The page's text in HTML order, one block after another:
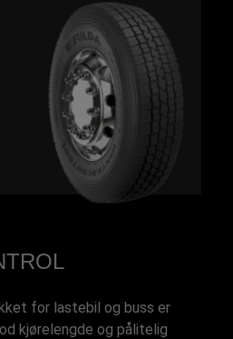
for lastebil og buss er
kjørelengde og pålitelig